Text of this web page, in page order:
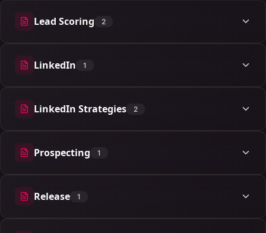
Lead Scoring 2
2 articles
LinkedIn 1
1 articles
LinkedIn Strategies 2
2 articles
Prospecting 1
1 articles
Release 1
1 articles